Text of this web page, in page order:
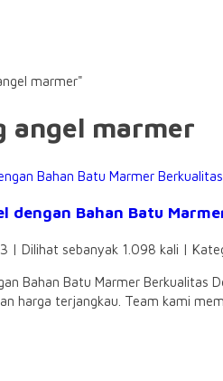
marmer"
angel marmer
dengan Bahan Batu
| Dilihat sebanyak 1.098 kali |
Bahan Batu Marmer Berkualitas
harga terjangkau. Team kami